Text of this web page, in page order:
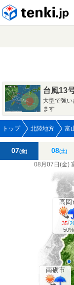
台風13
大型で強
ます
トップ 北陸地方 富
07(金) 08(土)
08月07日(金)
高岡
35/
50%
南砺市